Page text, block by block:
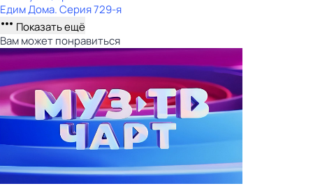
Едим Дома. Серия 729-я
Показать ещё
Вам может понравиться